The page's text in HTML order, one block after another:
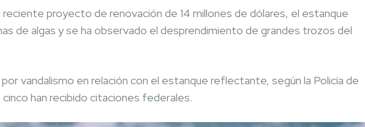
proyecto de renovación de 14 millones de dólares, el estanque
de algas y se ha observado el desprendimiento de grandes trozos del
vandalismo en relación con el estanque reflectante, según la Policía de
han recibido citaciones federales.